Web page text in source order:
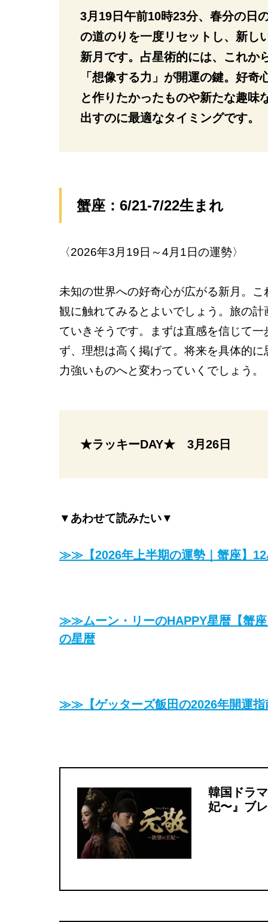
3月19日午前10時23分、春分の日
の道のりを一度リセットし、新し
新月です。占星術的には、これか
「想像する力」が開運の鍵。好
と作りたかったものや新たな趣味
出すのに最適なタイミングです。
蟹座：6/21-7/22生まれ
〈2026年3月19日～4月1日の運勢〉
未知の世界への好奇心が広がる新月。
観に触れてみるとよいでしょう。旅の
ていきそうです。まずは直感を信じて
ず、理想は高く掲げて。将来を具体的
力強いものへと変わっていくでしょう。
★ラッキーDAY★ 3月26日
▼あわせて読みたい▼
≫≫【2026年上半期の運勢｜蟹座】
≫≫ムーン・リーのHAPPY星暦【蟹
の星暦
≫≫【ゲッターズ飯田の2026年開運指
韓国ドラ
妃〜』ブ